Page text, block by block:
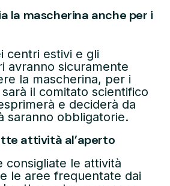
la mascherina anche per i
centri estivi e gli
avranno sicuramente
la mascherina, per i
il comitato scientifico
e deciderà da
saranno obbligatorie.
attività al’aperto
consigliate le attività
le aree frequentate dai